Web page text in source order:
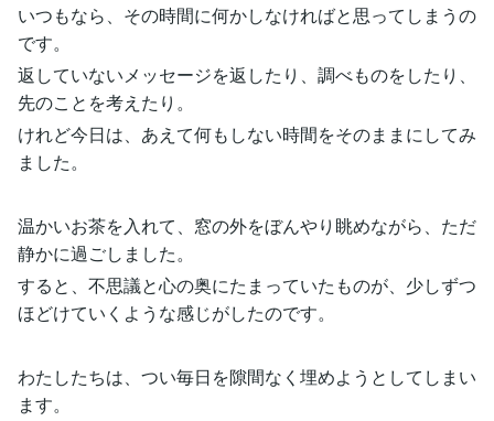
いつもなら、その時間に何かしなければと思ってしまうの
です。
返していないメッセージを返したり、調べものをしたり、
先のことを考えたり。
けれど今日は、あえて何もしない時間をそのままにしてみ
ました。
温かいお茶を入れて、窓の外をぼんやり眺めながら、ただ
静かに過ごしました。
すると、不思議と心の奥にたまっていたものが、少しずつ
ほどけていくような感じがしたのです。
わたしたちは、つい毎日を隙間なく埋めようとしてしまい
ます。